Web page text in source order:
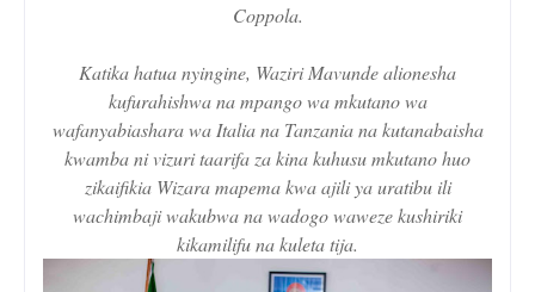
Coppola.
Katika hatua nyingine, Waziri Mavunde alionesha
kufurahishwa na mpango wa mkutano wa
wafanyabiashara wa Italia na Tanzania na kutanabaisha
kwamba ni vizuri taarifa za kina kuhusu mkutano huo
zikaifikia Wizara mapema kwa ajili ya uratibu ili
wachimbaji wakubwa na wadogo waweze kushiriki
kikamilifu na kuleta tija.